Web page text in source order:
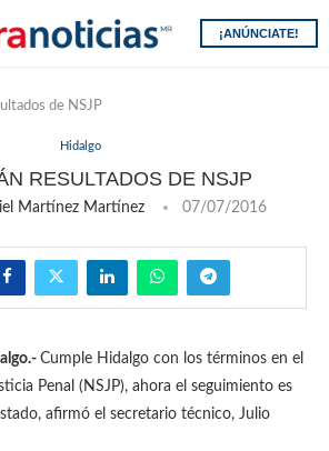
¡ANÚNCIATE!
de NSJP
Hidalgo
RESULTADOS DE NSJP
Martínez Martínez 07/07/2016
Cumple Hidalgo con los términos en el
Penal (NSJP), ahora el seguimiento es
afirmó el secretario técnico, Julio